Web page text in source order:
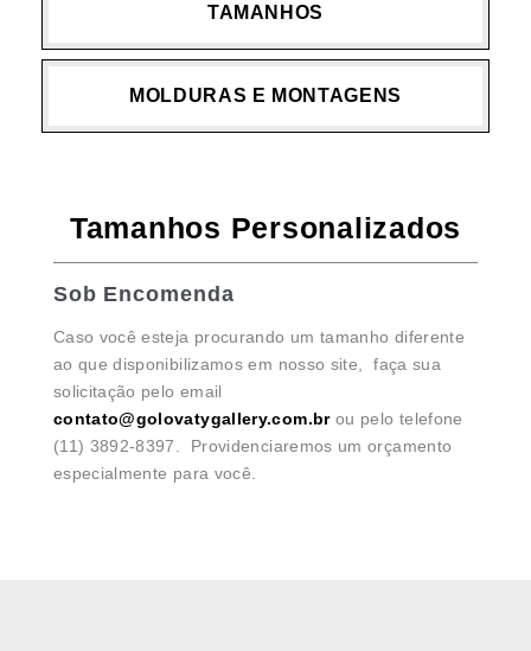
TAMANHOS
MOLDURAS E MONTAGENS
Tamanhos Personalizados
Sob Encomenda
Caso você esteja procurando um tamanho diferente
ao que disponibilizamos em nosso site, faça sua
solicitação pelo email
contato@golovatygallery.com.brou pelo telefone
(11) 3892-8397. Providenciaremos um orçamento
especialmente para você.